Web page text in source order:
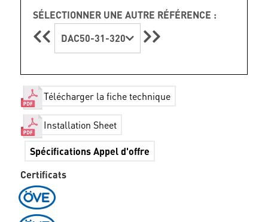
SÉLECTIONNER UNE AUTRE RÉFÉRENCE :
DAC50-31-320
Télécharger la fiche technique
Installation Sheet
Spécifications Appel d'offre
Certificats